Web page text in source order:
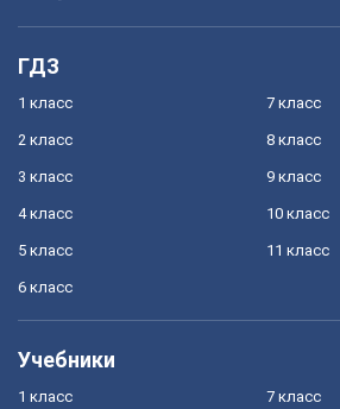
ГДЗ
1 класс
2 класс
3 класс
4 класс
5 класс
6 класс
7 класс
8 класс
9 класс
10 класс
11 класс
Учебники
1 класс 7 класс